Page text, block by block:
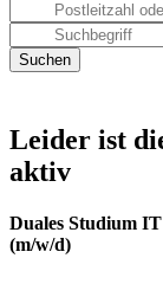
Leider ist
aktiv
Duales Studium
(m/w/d)